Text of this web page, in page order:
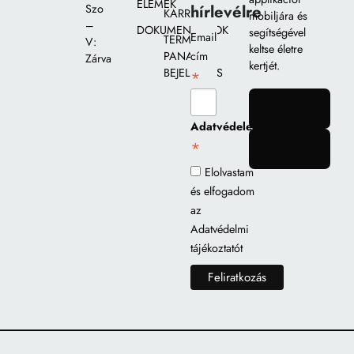
Szo
–
V:
Zárva
ELEMEK
DOKUMENTUMOK
KARRIER
TERMÉK
PANASZ
BEJELENTÉS
hírlevélre
Email
cím
*
Adatvédelem
*
Elolvastam
és elfogadom
az
Adatvédelmi
tájékoztatót
mobiljára és
segítségével
keltse életre
kertjét.